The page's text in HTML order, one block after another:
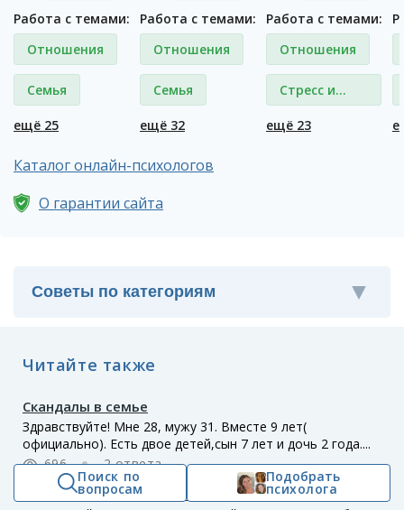
Поиск по
вопросам
Подобрать
психолога
Работа с темами:
Отношения
Семья
ещё 25
Работа с темами:
Отношения
Семья
ещё 32
Работа с темами:
Отношения
Стресс и
депрессия
ещё 23
Каталог онлайн-психологов
О гарантии сайта
Читайте также
Скандалы в семье
Здравствуйте! Мне 28, мужу 31. Вместе 9 лет(
официально). Есть двое детей,сын 7 лет и дочь 2 года....
696
2 ответа
Беременна, скандалы в семье